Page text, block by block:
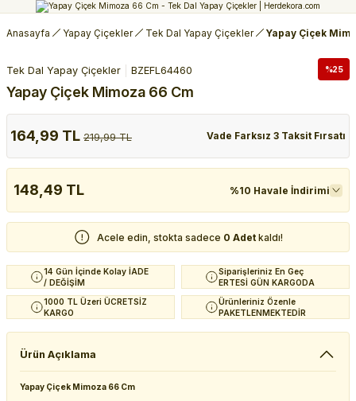
Anasayfa Yapay Çiçekler Tek Dal Yapay Çiçekler Yapay Çiçek
%25
Tek Dal Yapay Çiçekler BZEFL64460
Yapay Çiçek Mimoza 66 Cm
164,99 TL 219,99 TL Vade Farksız 3 Taksit Fırsatı
148,49 TL %10 Havale İndirimi
Acele edin, stokta sadece 0 Adet kaldı!
14 Gün İçinde Kolay İADE
/ DEĞİŞİM
Siparişleriniz En Geç
ERTESİ GÜN KARGODA
1000 TL Üzeri ÜCRETSİZ
KARGO
Ürünleriniz Özenle
PAKETLENMEKTEDİR
Ürün Açıklama
Yapay Çiçek Mimoza 66 Cm